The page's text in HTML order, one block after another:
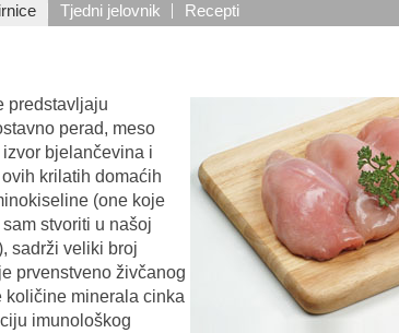
Tjedni jelovnik Recepti
predstavljaju
perad, meso
bjelančevina i
krilatih domaćih
(one koje
stvoriti u našoj
sadrži veliki broj
prvenstveno živčanog
količine minerala cinka
imunološkog